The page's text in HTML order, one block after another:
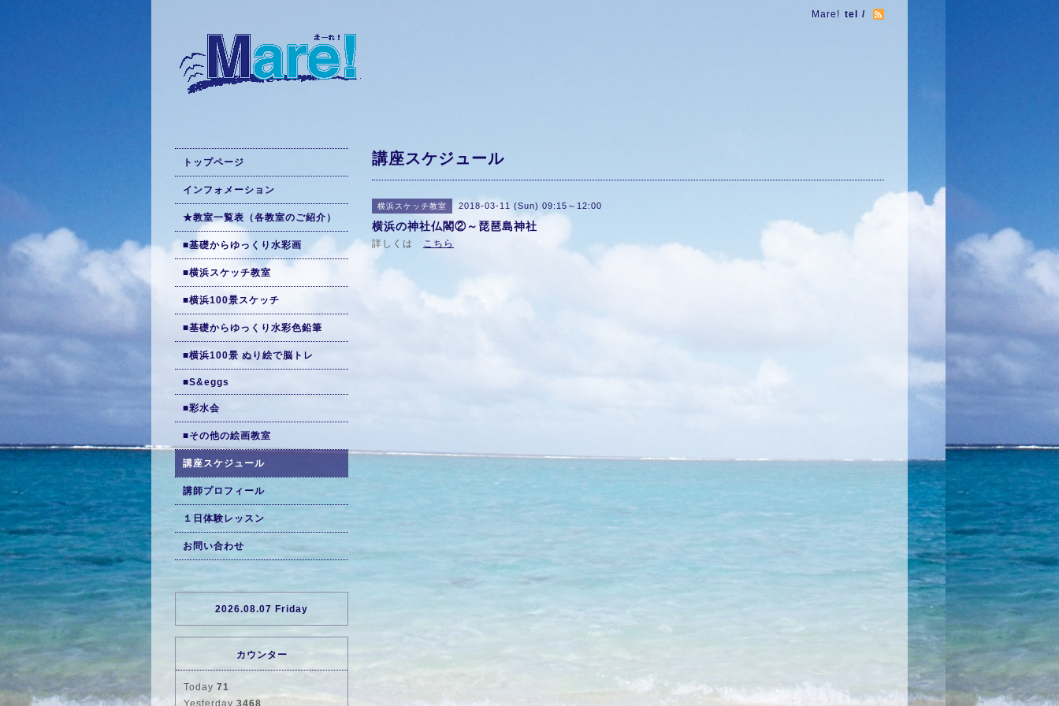
Mare! tel /
講座スケジュール
横浜スケッチ教室 2018-03-11 (Sun) 09:15～12:00
横浜の神社仏閣②～琵琶島神社
詳しくは こちら
トップページ
インフォメーション
★教室一覧表（各教室のご紹介）
■基礎からゆっくり水彩画
■横浜スケッチ教室
■横浜100景スケッチ
■基礎からゆっくり水彩色鉛筆
■横浜100景 ぬり絵で脳トレ
■S&eggs
■彩水会
■その他の絵画教室
講座スケジュール
講師プロフィール
１日体験レッスン
お問い合わせ
2026.08.07 Friday
カウンター
Today 71
Yesterday 3468